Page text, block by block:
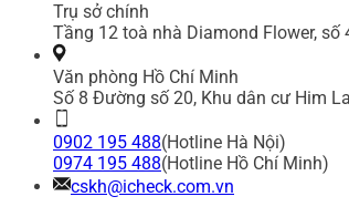
Trụ sở chính
Tầng 12 toà nhà Diamond Flower, số
Văn phòng Hồ Chí Minh
Số 8 Đường số 20, Khu dân cư Him
0902 195 488(Hotline Hà Nội)
0974 195 488(Hotline Hồ Chí Minh)
cskh@icheck.com.vn